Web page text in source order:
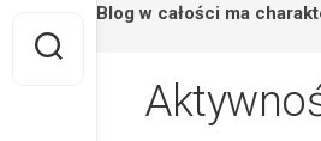
Strona/Blog w całości ma